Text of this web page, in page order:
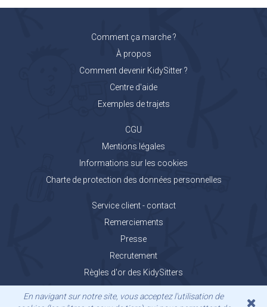
Comment ça marche ?
À propos
Comment devenir KidySitter ?
Centre d'aide
Exemples de trajets
CGU
Mentions légales
Informations sur les cookies
Charte de protection des données personnelles
Service client - contact
Remerciements
Presse
Recrutement
Règles d'or des KidySitters
En navigant sur notre site, vous acceptez l'utilisation de